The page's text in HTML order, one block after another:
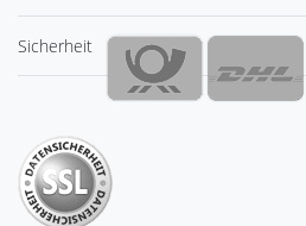
Sicherheit